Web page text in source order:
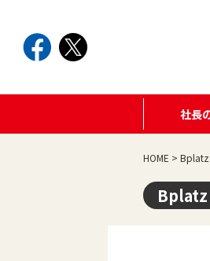
社長
HOME > Bplatz